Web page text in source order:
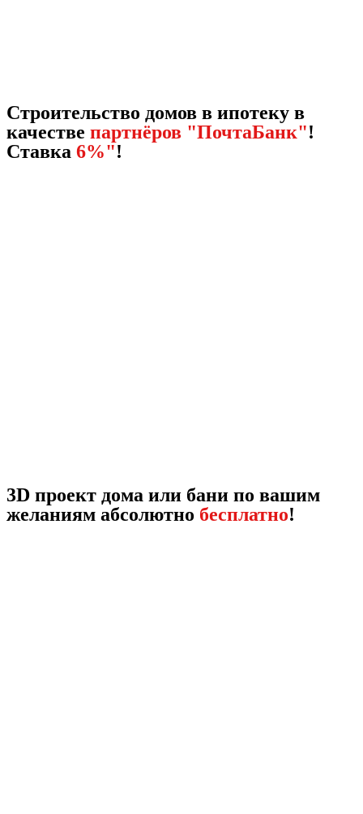
Строительство домов в ипотеку в
качестве партнёров "ПочтаБанк"!
Ставка 6%"!
3D проект дома или бани по вашим
желаниям абсолютно бесплатно!